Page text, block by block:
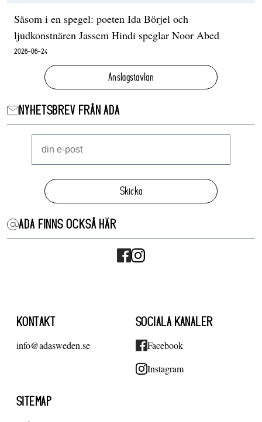
Såsom i en spegel: poeten Ida Börjel och
ljudkonstnären Jassem Hindi speglar Noor Abed
2026-06-24
Anslagstavlan
NYHETSBREV FRÅN ADA
Skicka
ADA FINNS OCKSÅ HÄR
KONTAKT
info@adasweden.se
SOCIALA KANALER
Facebook
Instagram
SITEMAP